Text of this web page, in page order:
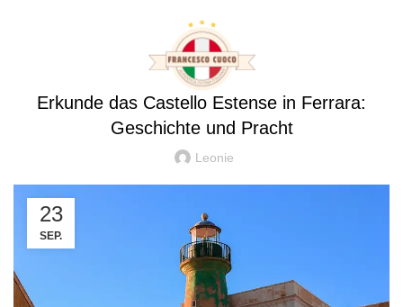
Blog
SEHENSWÜRDIGKEITEN IN ITALIEN
Erkunde das Castello Estense in Ferrara:
Geschichte und Pracht
Leonie
23
SEP.